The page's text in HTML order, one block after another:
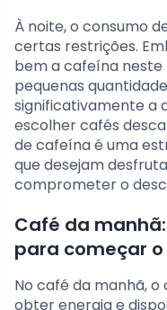
À noite, o consumo
certas restrições.
bem a cafeína
pequenas
significativamente a
escolher cafés
de cafeína é uma
que desejam
comprometer o
Café da
para começar
No café da manhã,
obter energia e